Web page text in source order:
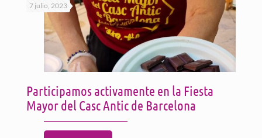
7 julio, 2023
Participamos activamente en la Fiesta
Mayor del Casc Antic de Barcelona